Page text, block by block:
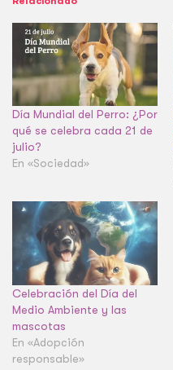
Día Mundial del Perro: ¿Por
qué se celebra cada 21 de
julio?
En «Sociedad»
Celebración del Día del
Medio Ambiente y las
mascotas
En «Adopción
responsable»